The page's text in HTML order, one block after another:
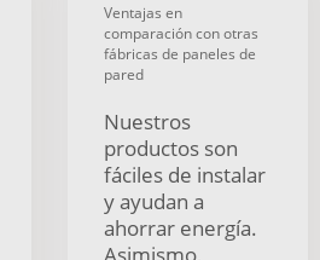
Ventajas en
comparación con otras
fábricas de paneles de
pared
Nuestros
productos son
fáciles de instalar
y ayudan a
ahorrar energía.